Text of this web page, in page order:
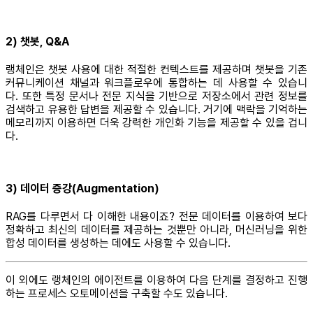
2) 챗봇, Q&A
랭체인은 챗봇 사용에 대한 적절한 컨텍스트를 제공하며 챗봇을 기존
커뮤니케이션 채널과 워크플로우에 통합하는 데 사용할 수 있습니
다. 또한 특정 문서나 전문 지식을 기반으로 저장소에서 관련 정보를
검색하고 유용한 답변을 제공할 수 있습니다. 거기에 맥락을 기억하는
메모리까지 이용하면 더욱 강력한 개인화 기능을 제공할 수 있을 겁니
다.
3) 데이터 증강(Augmentation)
RAG를 다루면서 다 이해한 내용이죠? 전문 데이터를 이용하여 보다
정확하고 최신의 데이터를 제공하는 것뿐만 아니라, 머신러닝을 위한
합성 데이터를 생성하는 데에도 사용할 수 있습니다.
이 외에도 랭체인의 에이전트를 이용하여 다음 단계를 결정하고 진행
하는 프로세스 오토메이션을 구축할 수도 있습니다.